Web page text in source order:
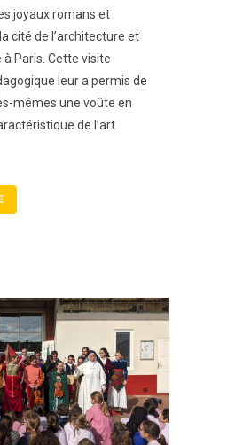
joyaux romans et
cité de l’architecture et
Paris. Cette visite
leur a permis de
mêmes une voûte en
de l’art